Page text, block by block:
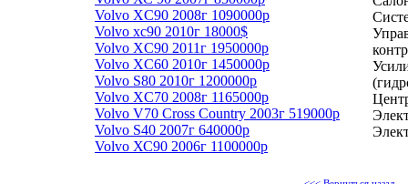
Volvo XC90 2008г 1090000р
Volvo xc90 2010г 18000$
Volvo XC90 2011г 1950000р
Volvo XC60 2010г 1450000р
Volvo S80 2010г 1200000р
Volvo XC70 2008г 1165000р
Volvo V70 Cross Country 2003г 519000р
Volvo S40 2007г 640000р
Volvo ХС90 2006г 1100000р